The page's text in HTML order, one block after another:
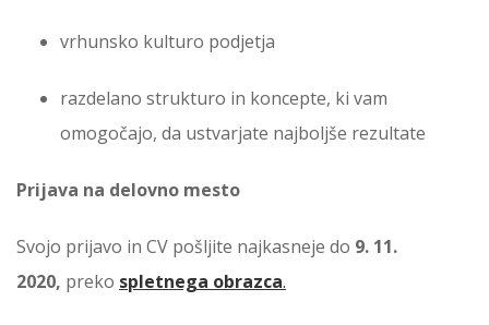
vrhunsko kulturo podjetja
razdelano strukturo in koncepte, ki vam
omogočajo, da ustvarjate najboljše rezultate
Prijava na delovno mesto
Svojo prijavo in CV pošljite najkasneje do 9. 11.
2020, preko spletnega obrazca.